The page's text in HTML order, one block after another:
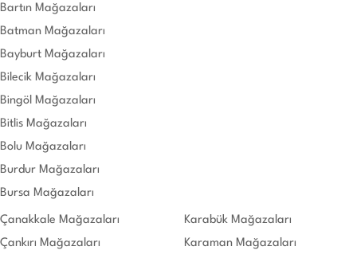
Bartın Mağazaları
Batman Mağazaları
Bayburt Mağazaları
Bilecik Mağazaları
Bingöl Mağazaları
Bitlis Mağazaları
Bolu Mağazaları
Burdur Mağazaları
Bursa Mağazaları
Çanakkale Mağazaları
Çankırı Mağazaları
Karabük Mağazaları
Karaman Mağazaları